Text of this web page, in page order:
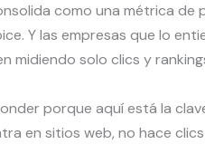
como una métrica de
Y las empresas que lo
midiendo solo clics y
porque aquí está la
en sitios web, no hace